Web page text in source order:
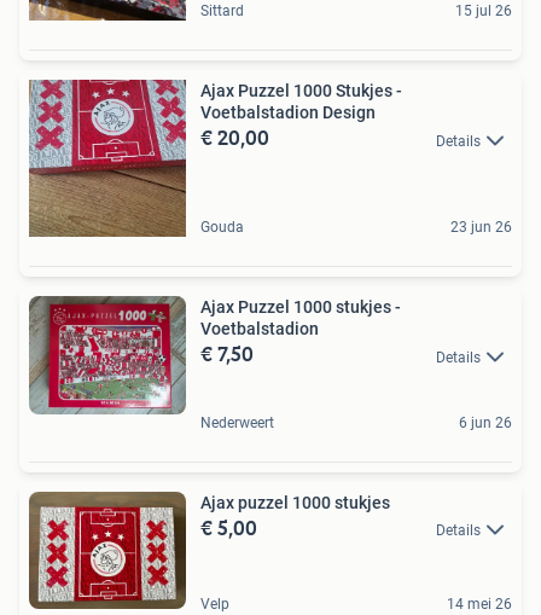
Sittard 15 jul 26
Ajax Puzzel 1000 Stukjes -
Voetbalstadion Design
€ 20,00 Details
Gouda 23 jun 26
Ajax Puzzel 1000 stukjes -
Voetbalstadion
€ 7,50 Details
Nederweert 6 jun 26
Ajax puzzel 1000 stukjes
€ 5,00 Details
Velp 14 mei 26